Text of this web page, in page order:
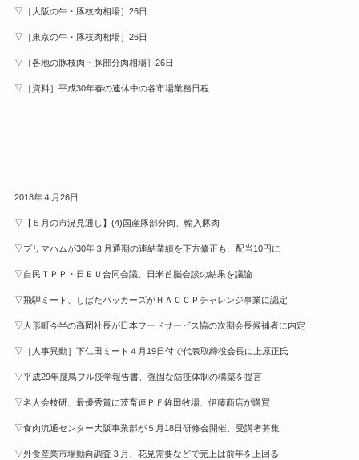
▽［大阪の牛・豚枝肉相場］26日
▽［東京の牛・豚枝肉相場］26日
▽［各地の豚枝肉・豚部分肉相場］26日
▽［資料］平成30年春の連休中の各市場業務日程
2018年４月26日
▽【５月の市況見通し】(4)国産豚部分肉、輸入豚肉
▽プリマハムが30年３月通期の連結業績を下方修正も、配当10円に
▽自民ＴＰＰ・日ＥＵ合同会議、日米首脳会談の結果を議論
▽飛騨ミート、しばたパッカーズがＨＡＣＣＰチャレンジ事業に認定
▽人形町今半の高岡社長が日本フードサービス協の次期会長候補者に内定
▽［人事異動］下仁田ミート４月19日付で代表取締役会長に上原正氏
▽平成29年度鳥フル疫学報告書、強固な防疫体制の構築を提言
▽名人会枝研、最優秀賞に茨畜連ＰＦ鉾田牧場、伊藤商店が購買
▽食肉流通センター大阪事業部が５月18日研修会開催、受講者募集
▽外食産業市場動向調査３月、花見需要などで売上は前年を上回る